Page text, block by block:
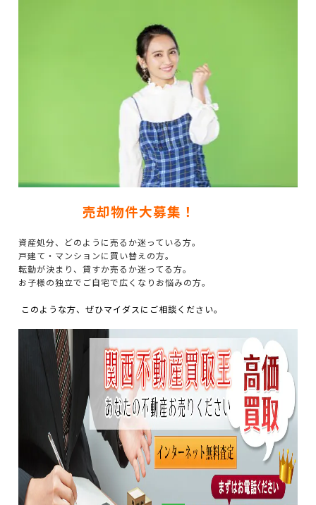
売却物件大募集！
資産処分、どのように売るか迷っている方。
戸建て・マンションに買い替えの方。
転勤が決まり、貸すか売るか迷ってる方。
お子様の独立でご自宅で広くなりお悩みの方。
このような方、ぜひマイダスにご相談ください。